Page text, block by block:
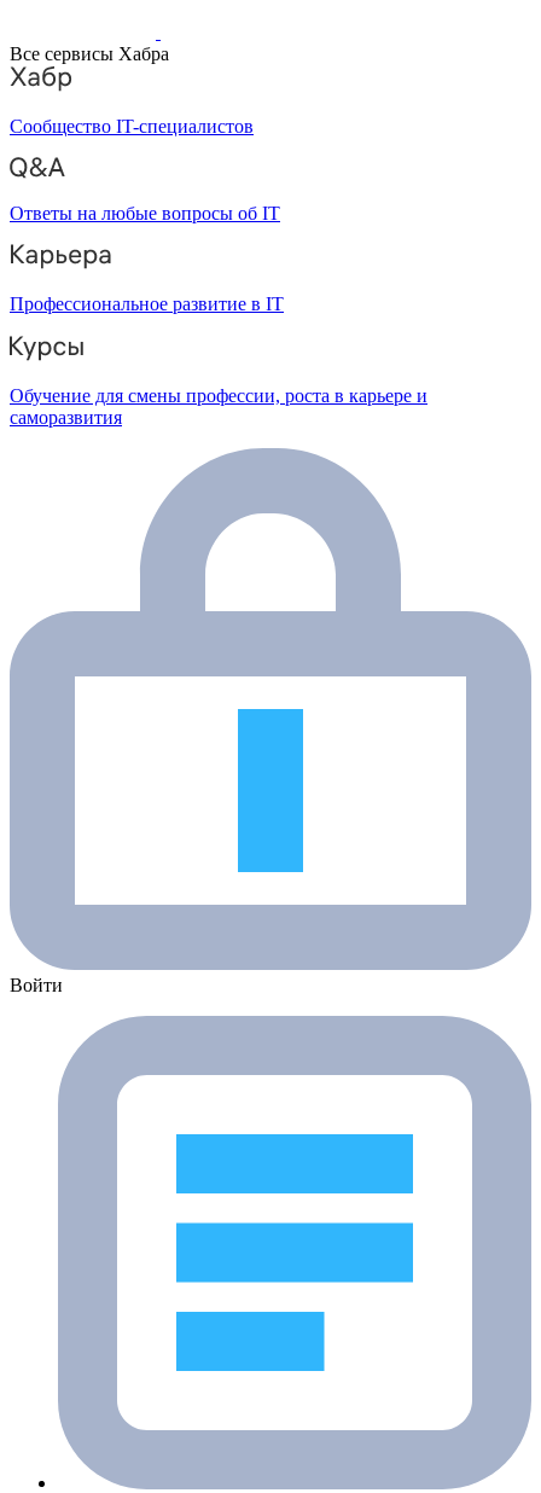
Все сервисы Хабра
Сообщество IT-специалистов
Ответы на любые вопросы об IT
Профессиональное развитие в IT
Обучение для смены профессии, роста в карьере и
саморазвития
Войти